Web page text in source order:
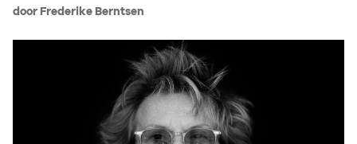
door Frederike Berntsen